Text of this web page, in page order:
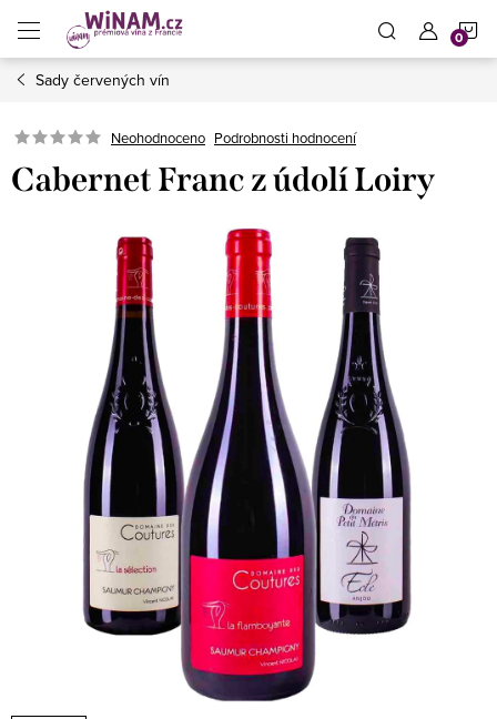
obsah
Sady červených vín
Neohodnoceno Podrobnosti hodnocení
Cabernet Franc z údolí Loiry